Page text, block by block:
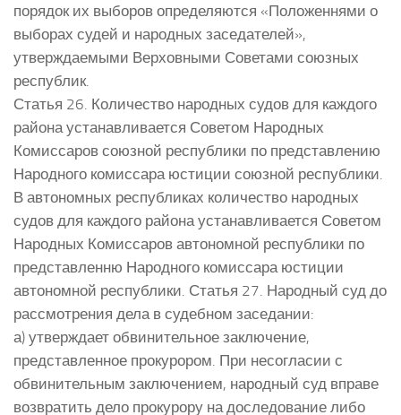
порядок их выборов определяются «Положеннями о
выборах судей и народных заседателей»,
утверждаемыми Верховными Советами союзных
республик.
Статья 26. Количество народных судов для каждого
района устанавливается Советом Народных
Комиссаров союзной республики по представлению
Народного комиссара юстиции союзной республики.
В автономных республиках количество народных
судов для каждого района устанавливается Советом
Народных Комиссаров автономной республики по
представленню Народного комиссара юстиции
автономной республики. Статья 27. Народный суд до
рассмотрения дела в судебном заседании:
а) утверждает обвинительное заключение,
представленное прокурором. При несогласии с
обвинительным заключением, народный суд вправе
возвратить дело прокурору на доследование либо